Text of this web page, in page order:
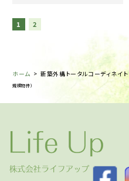
1 2
ホーム >新築外構トータルコーディネイト
規模物件）